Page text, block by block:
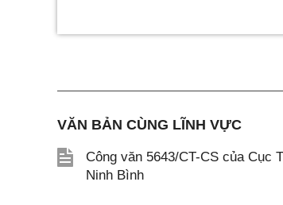
VĂN BẢN CÙNG LĨNH VỰC
Công văn 5643/CT-CS của Cục
Ninh Bình